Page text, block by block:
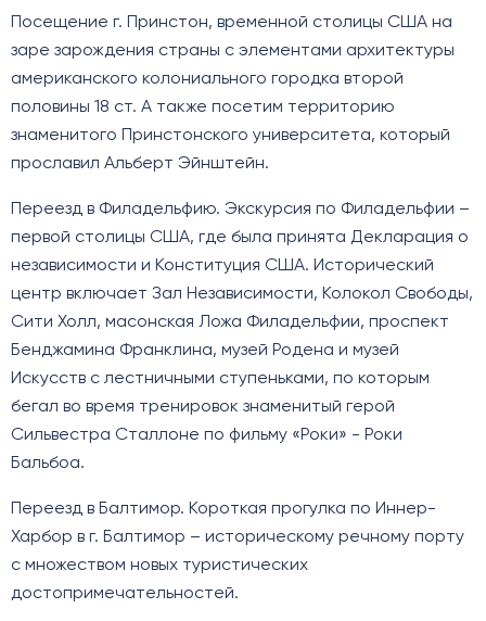
Посещение г. Принстон, временной столицы США на
заре зарождения страны с элементами архитектуры
американского колониального городка второй
половины 18 ст. А также посетим территорию
знаменитого Принстонского университета, который
прославил Альберт Эйнштейн.
Переезд в Филадельфию. Экскурсия по Филадельфии –
первой столицы США, где была принята Декларация о
независимости и Конституция США. Исторический
центр включает Зал Независимости, Колокол Свободы,
Сити Холл, масонская Ложа Филадельфии, проспект
Бенджамина Франклина, музей Родена и музей
Искусств с лестничными ступеньками, по которым
бегал во время тренировок знаменитый герой
Сильвестра Сталлоне по фильму «Роки» - Роки
Бальбоа.
Переезд в Балтимор. Короткая прогулка по Иннер-
Харбор в г. Балтимор – историческому речному порту
с множеством новых туристических
достопримечательностей.